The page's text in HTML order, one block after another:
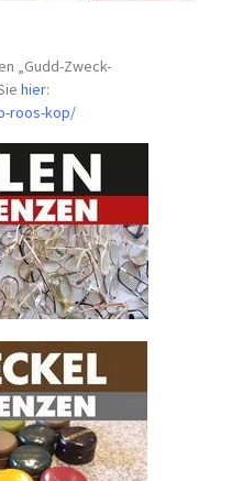
„Gudd-Zweck-
hier:
roos-kop/